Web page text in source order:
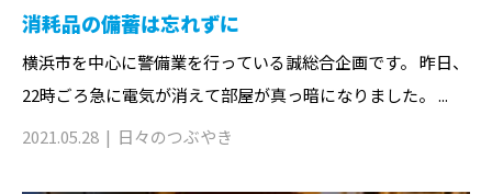
消耗品の備蓄は忘れずに
横浜市を中心に警備業を行っている誠総合企画です。 昨日、
22時ごろ急に電気が消えて部屋が真っ暗になりました。 ...
2021.05.28
日々のつぶやき